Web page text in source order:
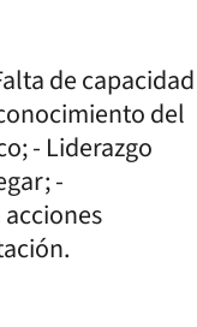
de capacidad
del
- Liderazgo
-